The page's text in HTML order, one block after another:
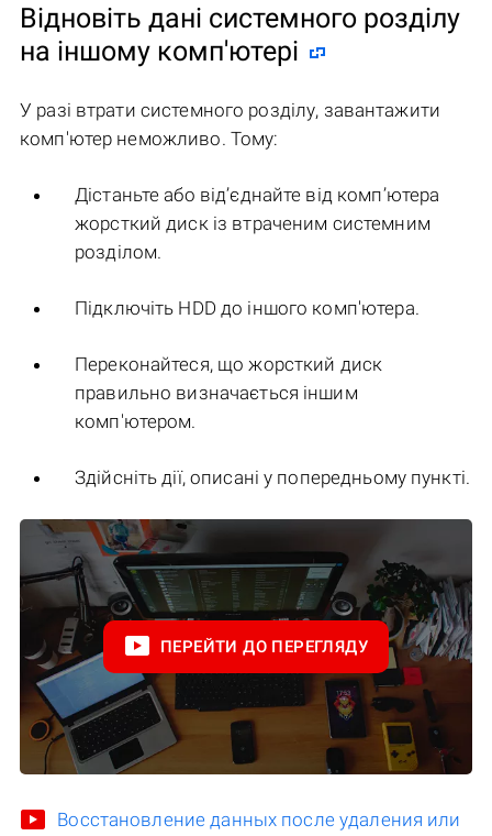
Відновіть дані системного розділу
на іншому комп'ютері
У разі втрати системного розділу, завантажити
комп'ютер неможливо. Тому:
Дістаньте або від’єднайте від комп’ютера
жорсткий диск із втраченим системним
розділом.
Підключіть HDD до іншого комп'ютера.
Переконайтеся, що жорсткий диск
правильно визначається іншим
комп'ютером.
Здійсніть дії, описані у попередньому пункті.
ПЕРЕЙТИ ДО ПЕРЕГЛЯДУ
Восстановление данных после удаления или